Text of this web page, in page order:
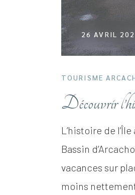
26 AVRIL
TOURISME
Découvrir
L’histoire de
Bassin
vacances sur
moins